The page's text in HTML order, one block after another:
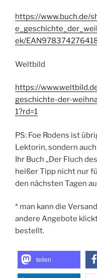
https://www.buch.de/
ek/
Weltbild
https://
geschichte-der-
1?rd=1
PS: Foe Rodens ist
Lektorin, sondern
Ihr Buch „Der Fluch
heißer Tipp nicht nur
den nächsten Tagen
* man kann die
andere Angebote
bestellt.
teilen